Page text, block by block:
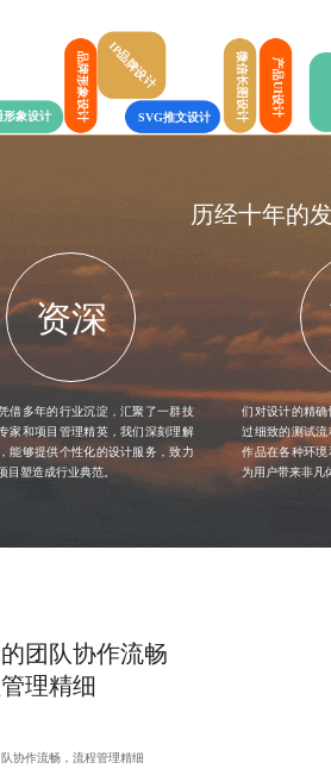
形象设计 品牌形象设计 IP品牌设计
SVG推文设计 微信长图设计 产品UI设计
历经十年的
资深
借多年的行业沉淀，汇聚了一群技
家和项目管理精英，我们深刻理解
能够提供个性化的设计服务，致力
目塑造成行业典范。
们对设计的精
过细致的测试
作品在各种环
为用户带来非凡
团队协作流畅
理精细
协作流畅，流程管理精细